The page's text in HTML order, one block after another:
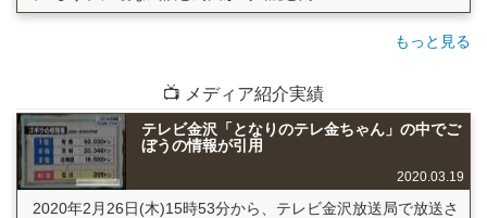
もっと見る
📺 メディア紹介実績
テレビ金沢「となりのテレ金ちゃん」の中でご
ぼうの情報が引用
2020.03.19
2020年2月26日(木)15時53分から、テレビ金沢放送局で放送さ